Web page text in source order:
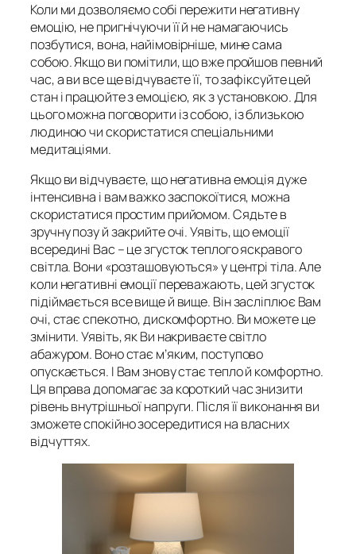
Коли ми дозволяємо собі пережити негативну
емоцію, не пригнічуючи її й не намагаючись
позбутися, вона, найімовірніше, мине сама
собою. Якщо ви помітили, що вже пройшов певний
час, а ви все ще відчуваєте її, то зафіксуйте цей
стан і працюйте з емоцією, як з установкою. Для
цього можна поговорити із собою, із близькою
людиною чи скористатися спеціальними
медитаціями.
Якщо ви відчуваєте, що негативна емоція дуже
інтенсивна і вам важко заспокоїтися, можна
скористатися простим прийомом. Сядьте в
зручну позу й закрийте очі. Уявіть, що емоції
всередині Вас – це згусток теплого яскравого
світла. Вони «розташовуються» у центрі тіла. Але
коли негативні емоції переважають, цей згусток
підіймається все вище й вище. Він засліплює Вам
очі, стає спекотно, дискомфортно. Ви можете це
змінити. Уявіть, як Ви накриваєте світло
абажуром. Воно стає м’яким, поступово
опускається. І Вам знову стає тепло й комфортно.
Ця вправа допомагає за короткий час знизити
рівень внутрішньої напруги. Після її виконання ви
зможете спокійно зосередитися на власних
відчуттях.